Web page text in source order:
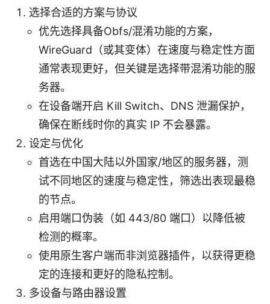
选择合适的方案与协议
优先选择具备Obfs/混淆功能的方案，
WireGuard（或其变体）在速度与稳定性方面
通常表现更好，但关键是选择带混淆功能的服
务器。
在设备端开启 Kill Switch、DNS 泄漏保护，
确保在断线时你的真实 IP 不会暴露。
设定与优化
首选在中国大陆以外国家/地区的服务器，测
试不同地区的速度与稳定性，筛选出表现最稳
的节点。
启用端口伪装（如 443/80 端口）以降低被
检测的概率。
使用原生客户端而非浏览器插件，以获得更稳
定的连接和更好的隐私控制。
多设备与路由器设置